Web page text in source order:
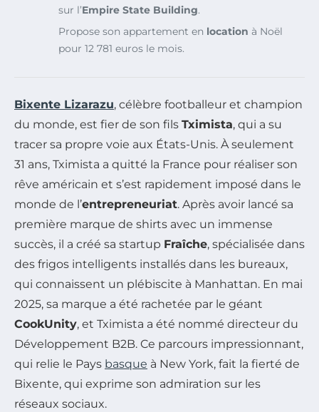
sur l’Empire State Building.
Propose son appartement en location à Noël
pour 12 781 euros le mois.
Bixente Lizarazu, célèbre footballeur et champion
du monde, est fier de son fils Tximista, qui a su
tracer sa propre voie aux États-Unis. À seulement
31 ans, Tximista a quitté la France pour réaliser son
rêve américain et s’est rapidement imposé dans le
monde de l’entrepreneuriat. Après avoir lancé sa
première marque de shirts avec un immense
succès, il a créé sa startup Fraîche, spécialisée dans
des frigos intelligents installés dans les bureaux,
qui connaissent un plébiscite à Manhattan. En mai
2025, sa marque a été rachetée par le géant
CookUnity, et Tximista a été nommé directeur du
Développement B2B. Ce parcours impressionnant,
qui relie le Pays basque à New York, fait la fierté de
Bixente, qui exprime son admiration sur les
réseaux sociaux.